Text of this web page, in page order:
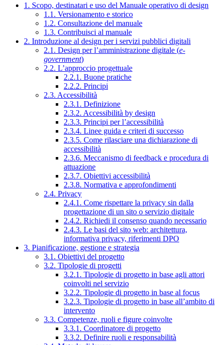
1. Scopo, destinatari e uso del Manuale operativo di design
1.1. Versionamento e storico
1.2. Consultazione del manuale
1.3. Contribuisci al manuale
2. Introduzione al design per i servizi pubblici digitali
2.1. Design per l’amministrazione digitale (e-
government)
2.2. L’approccio progettuale
2.2.1. Buone pratiche
2.2.2. Principi
2.3. Accessibilità
2.3.1. Definizione
2.3.2. Accessibilità by design
2.3.3. Principi per l’accessibilità
2.3.4. Linee guida e criteri di successo
2.3.5. Come rilasciare una dichiarazione di
accessibilità
2.3.6. Meccanismo di feedback e procedura di
attuazione
2.3.7. Obiettivi accessibilità
2.3.8. Normativa e approfondimenti
2.4. Privacy
2.4.1. Come rispettare la privacy sin dalla
progettazione di un sito o servizio digitale
2.4.2. Richiedi il consenso quando necessario
2.4.3. Le basi del sito web: architettura,
informativa privacy, riferimenti DPO
3. Pianificazione, gestione e strategia
3.1. Obiettivi del progetto
3.2. Tipologie di progetti
3.2.1. Tipologie di progetto in base agli attori
coinvolti nel servizio
3.2.2. Tipologie di progetto in base al focus
3.2.3. Tipologie di progetto in base all’ambito di
intervento
3.3. Competenze, ruoli e figure coinvolte
3.3.1. Coordinatore di progetto
3.3.2. Definire ruoli e responsabilità